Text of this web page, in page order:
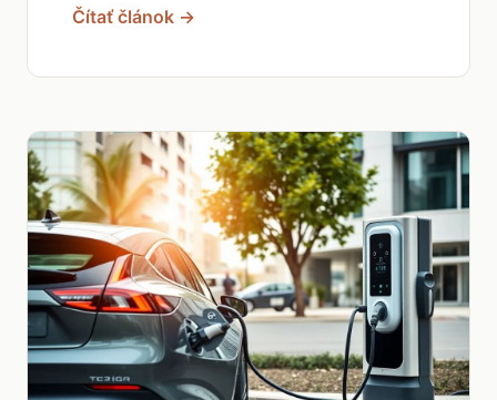
Čítať článok →